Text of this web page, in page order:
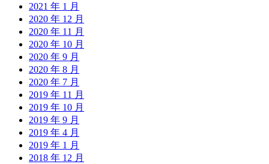
2021 年 1 月
2020 年 12 月
2020 年 11 月
2020 年 10 月
2020 年 9 月
2020 年 8 月
2020 年 7 月
2019 年 11 月
2019 年 10 月
2019 年 9 月
2019 年 4 月
2019 年 1 月
2018 年 12 月